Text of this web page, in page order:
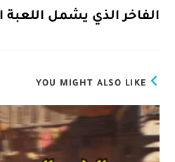
الفاخر الذي يشمل
YOU MIGHT ALSO LIKE